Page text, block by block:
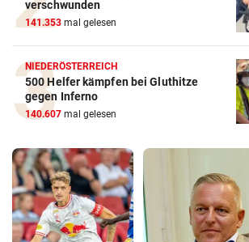
verschwunden
141.353 mal gelesen
NIEDERÖSTERREICH
500 Helfer kämpfen bei Gluthitze
gegen Inferno
140.607 mal gelesen